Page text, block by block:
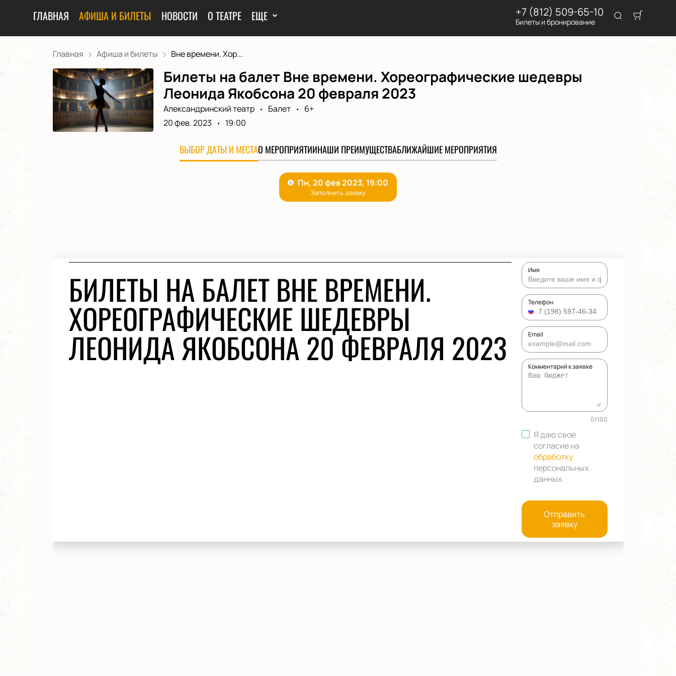
ГЛАВНАЯ АФИША И БИЛЕТЫ НОВОСТИ О ТЕАТРЕ ЕЩЕ +7 (812) 509-65-10
Билеты и бронирование
Главная Афиша и билеты Вне времени. Хор...
Билеты на балет Вне времени. Хореографические шедевры
Леонида Якобсона 20 февраля 2023
Александринский театр Балет
6+
20 фев. 2023
19:00
ВЫБОР ДАТЫ И МЕСТАО МЕРОПРИЯТИИНАШИ ПРЕИМУЩЕСТВАБЛИЖАЙШИЕ МЕРОПРИЯТИЯ
БИЛЕТЫ НА БАЛЕТ ВНЕ ВРЕМЕНИ.
ХОРЕОГРАФИЧЕСКИЕ ШЕДЕВРЫ
ЛЕОНИДА ЯКОБСОНА 20 ФЕВРАЛЯ 2023
Имя
Телефон
Email
Комментарий к заявке
0/100
Я даю свое
согласие на
обработку
персональных
данных.
Отправить
заявку